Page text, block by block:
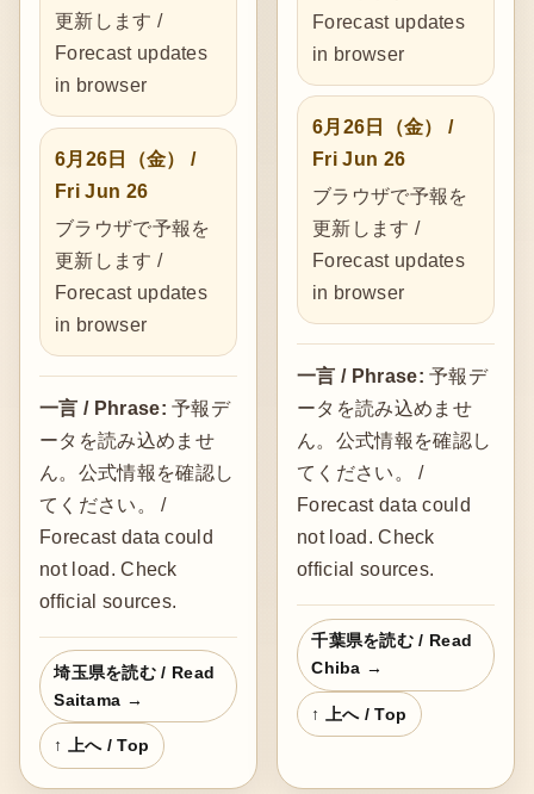
更新します /
Forecast updates
in browser
6月26日（金） /
Fri Jun 26
ブラウザで予報を
更新します /
Forecast updates
in browser
一言 / Phrase: 予報デ
ータを読み込めませ
ん。公式情報を確認し
てください。 /
Forecast data could
not load. Check
official sources.
埼玉県を読む / Read
Saitama →
↑ 上へ / Top
Forecast updates
in browser
6月26日（金） /
Fri Jun 26
ブラウザで予報を
更新します /
Forecast updates
in browser
一言 / Phrase: 予報デ
ータを読み込めませ
ん。公式情報を確認し
てください。 /
Forecast data could
not load. Check
official sources.
千葉県を読む / Read
Chiba →
↑ 上へ / Top